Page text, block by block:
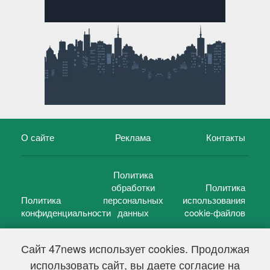
Сайт 47news использует cookies. Продолжая
использовать сайт, вы даете согласие на
О сайте Реклама Контакты
Политика
конфиденциальности
Политика
обработки
персональных
данных
Политика
использования
cookie-файлов